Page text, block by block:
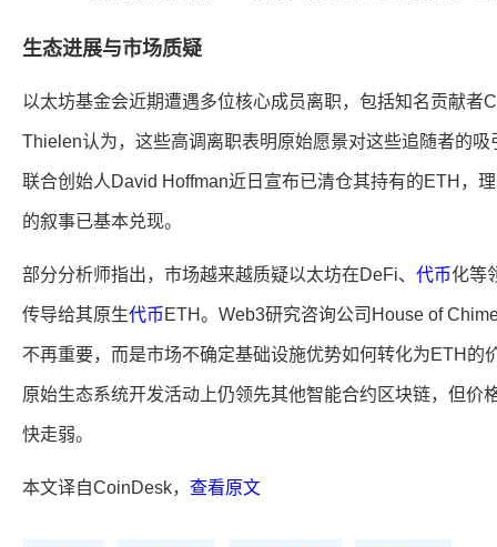
生态进展与市场质疑
以太坊基金会近期遭遇多位核心成员离职，包括知名贡献者
Thielen认为，这些高调离职表明原始愿景对这些追随者的
联合创始人David Hoffman近日宣布已清仓其持有的ETH，
的叙事已基本兑现。
部分分析师指出，市场越来越质疑以太坊在DeFi、 代币化等
传导给其原生代币 ETH。Web3研究咨询公司House of
不再重要，而是市场不确定基础设施优势如何转化为ETH的
原始生态系统开发活动上仍领先其他智能合约区块链，但价
快走弱。
本文译自CoinDesk， 查看原文